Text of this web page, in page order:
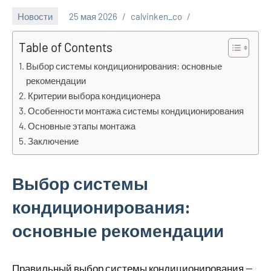
Новости 25 мая 2026 calvinken_co
Table of Contents
Выбор системы кондиционирования: основные
рекомендации
Критерии выбора кондиционера
Особенности монтажа системы кондиционирования
Основные этапы монтажа
Заключение
Выбор системы
кондиционирования:
основные рекомендации
Правильный выбор системы кондиционирования —